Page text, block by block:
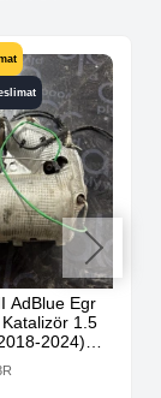
AdBlue Egr
1.5
2024)